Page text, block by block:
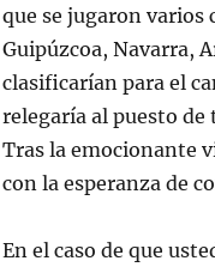
que se jugaron varios
Guipúzcoa, Navarra,
clasificarían para el
relegaría al puesto
Tras la emocionante
con la esperanza de
En el caso de que